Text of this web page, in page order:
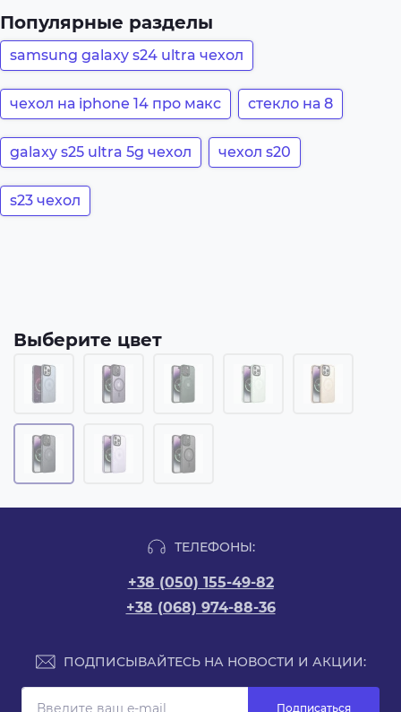
Популярные разделы
samsung galaxy s24 ultra чехол
чехол на iphone 14 про макс стекло на 8
galaxy s25 ultra 5g чехол чехол s20
s23 чехол
Выберите цвет
ТЕЛЕФОНЫ:
+38 (050) 155-49-82
+38 (068) 974-88-36
ПОДПИСЫВАЙТЕСЬ НА НОВОСТИ И АКЦИИ:
Подписаться